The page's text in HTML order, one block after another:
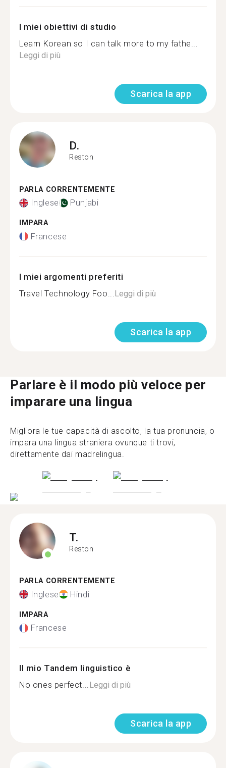
I miei obiettivi di studio
Learn Korean so I can talk more to my fathe...
Leggi di più
Scarica la app
D.
Reston
PARLA CORRENTEMENTE
Inglese Punjabi
IMPARA
Francese
I miei argomenti preferiti
Travel Technology Foo... Leggi di più
Scarica la app
Parlare è il modo più veloce per
imparare una lingua
Migliora le tue capacità di ascolto, la tua pronuncia, o
impara una lingua straniera ovunque ti trovi,
direttamente dai madrelingua.
T.
Reston
PARLA CORRENTEMENTE
Inglese Hindi
IMPARA
Francese
Il mio Tandem linguistico è
No ones perfect...Leggi di più
Scarica la app